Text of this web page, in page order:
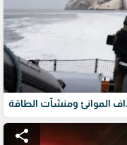
الموانئ ومنشآت الطاقة
share